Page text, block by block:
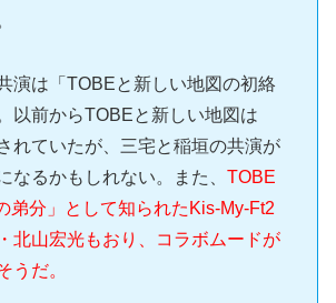
演は「TOBEと新しい地図の初絡
以前からTOBEと新しい地図は
れていたが、三宅と稲垣の共演が
なるかもしれない。また、 TOBE
弟分」として知られたKis-My-Ft2
北山宏光もおり、コラボムードが
うだ。